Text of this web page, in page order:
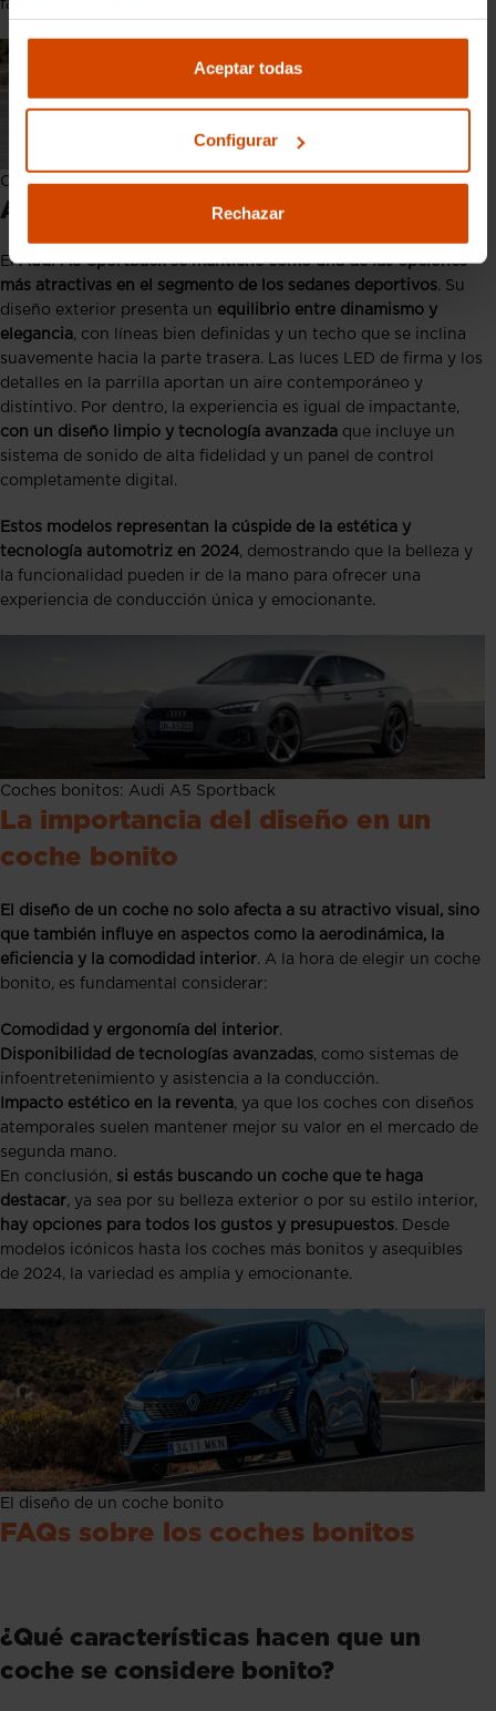
Aceptar todas
Configurar
Rechazar
facilita la navegación y el control del vehículo.
Coches bonitos: Mercedes Clase C Coupé
Audi A5 Sportback
ElAudi A5 Sportback se mantiene como una de las opciones
más atractivas en el segmento de los sedanes deportivos. Su
diseño exterior presenta un equilibrio entre dinamismo y
elegancia, con líneas bien definidas y un techo que se inclina
suavemente hacia la parte trasera. Las luces LED de firma y los
detalles en la parrilla aportan un aire contemporáneo y
distintivo. Por dentro, la experiencia es igual de impactante,
con un diseño limpio y tecnología avanzada que incluye un
sistema de sonido de alta fidelidad y un panel de control
completamente digital.
Estos modelos representan la cúspide de la estética y
tecnología automotriz en 2024, demostrando que la belleza y
la funcionalidad pueden ir de la mano para ofrecer una
experiencia de conducción única y emocionante.
Coches bonitos: Audi A5 Sportback
La importancia del diseño en un
coche bonito
El diseño de un coche no solo afecta a su atractivo visual, sino
que también influye en aspectos como la aerodinámica, la
eficiencia y la comodidad interior. A la hora de elegir un coche
bonito, es fundamental considerar:
Comodidad y ergonomía del interior.
Disponibilidad de tecnologías avanzadas, como sistemas de
infoentretenimiento y asistencia a la conducción.
Impacto estético en la reventa, ya que los coches con diseños
atemporales suelen mantener mejor su valor en el mercado de
segunda mano.
En conclusión, si estás buscando un coche que te haga
destacar, ya sea por su belleza exterior o por su estilo interior,
hay opciones para todos los gustos y presupuestos. Desde
modelos icónicos hasta los coches más bonitos y asequibles
de 2024, la variedad es amplia y emocionante.
El diseño de un coche bonito
FAQs sobre los coches bonitos
¿Qué características hacen que un
coche se considere bonito?